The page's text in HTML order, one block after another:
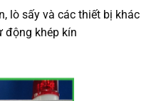
lò sấy và các thiết bị khác
động khép kín